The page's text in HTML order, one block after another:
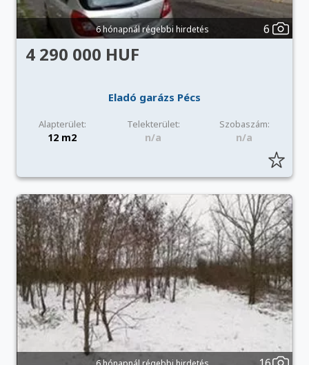
6 hónapnál régebbi hirdetés 6
4 290 000 HUF
Eladó garázs Pécs
Alapterület: Telekterület: Szobaszám:
12 m2 n/a n/a